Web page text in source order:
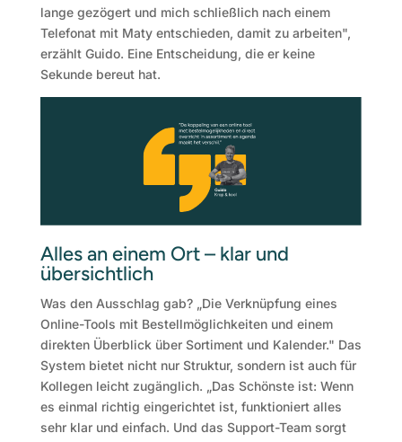
lange gezögert und mich schließlich nach einem
Telefonat mit Maty entschieden, damit zu arbeiten",
erzählt Guido. Eine Entscheidung, die er keine
Sekunde bereut hat.
Alles an einem Ort – klar und
übersichtlich
Was den Ausschlag gab? „Die Verknüpfung eines
Online-Tools mit Bestellmöglichkeiten und einem
direkten Überblick über Sortiment und Kalender." Das
System bietet nicht nur Struktur, sondern ist auch für
Kollegen leicht zugänglich. „Das Schönste ist: Wenn
es einmal richtig eingerichtet ist, funktioniert alles
sehr klar und einfach. Und das Support-Team sorgt